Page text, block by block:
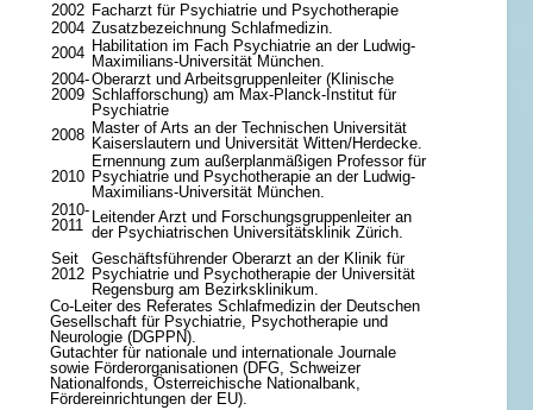
2002 Facharzt für Psychiatrie und Psychotherapie
2004 Zusatzbezeichnung Schlafmedizin.
2004 Habilitation im Fach Psychiatrie an der Ludwig-
Maximilians-Universität München.
2004-
2009
Oberarzt und Arbeitsgruppenleiter (Klinische
Schlafforschung) am Max-Planck-Institut für
Psychiatrie
2008 Master of Arts an der Technischen Universität
Kaiserslautern und Universität Witten/Herdecke.
2010
Ernennung zum außerplanmäßigen Professor für
Psychiatrie und Psychotherapie an der Ludwig-
Maximilians-Universität München.
2010-
2011
Leitender Arzt und Forschungsgruppenleiter an
der Psychiatrischen Universitätsklinik Zürich.
Seit
2012
Geschäftsführender Oberarzt an der Klinik für
Psychiatrie und Psychotherapie der Universität
Regensburg am Bezirksklinikum.
Co-Leiter des Referates Schlafmedizin der Deutschen
Gesellschaft für Psychiatrie, Psychotherapie und
Neurologie (DGPPN).
Gutachter für nationale und internationale Journale
sowie Förderorganisationen (DFG, Schweizer
Nationalfonds, Österreichische Nationalbank,
Fördereinrichtungen der EU).